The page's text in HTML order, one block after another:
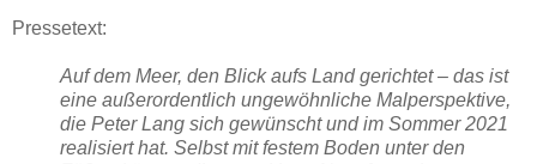
Pressetext:
Auf dem Meer, den Blick aufs Land gerichtet – das ist
eine außerordentlich ungewöhnliche Malperspektive,
die Peter Lang sich gewünscht und im Sommer 2021
realisiert hat. Selbst mit festem Boden unter den